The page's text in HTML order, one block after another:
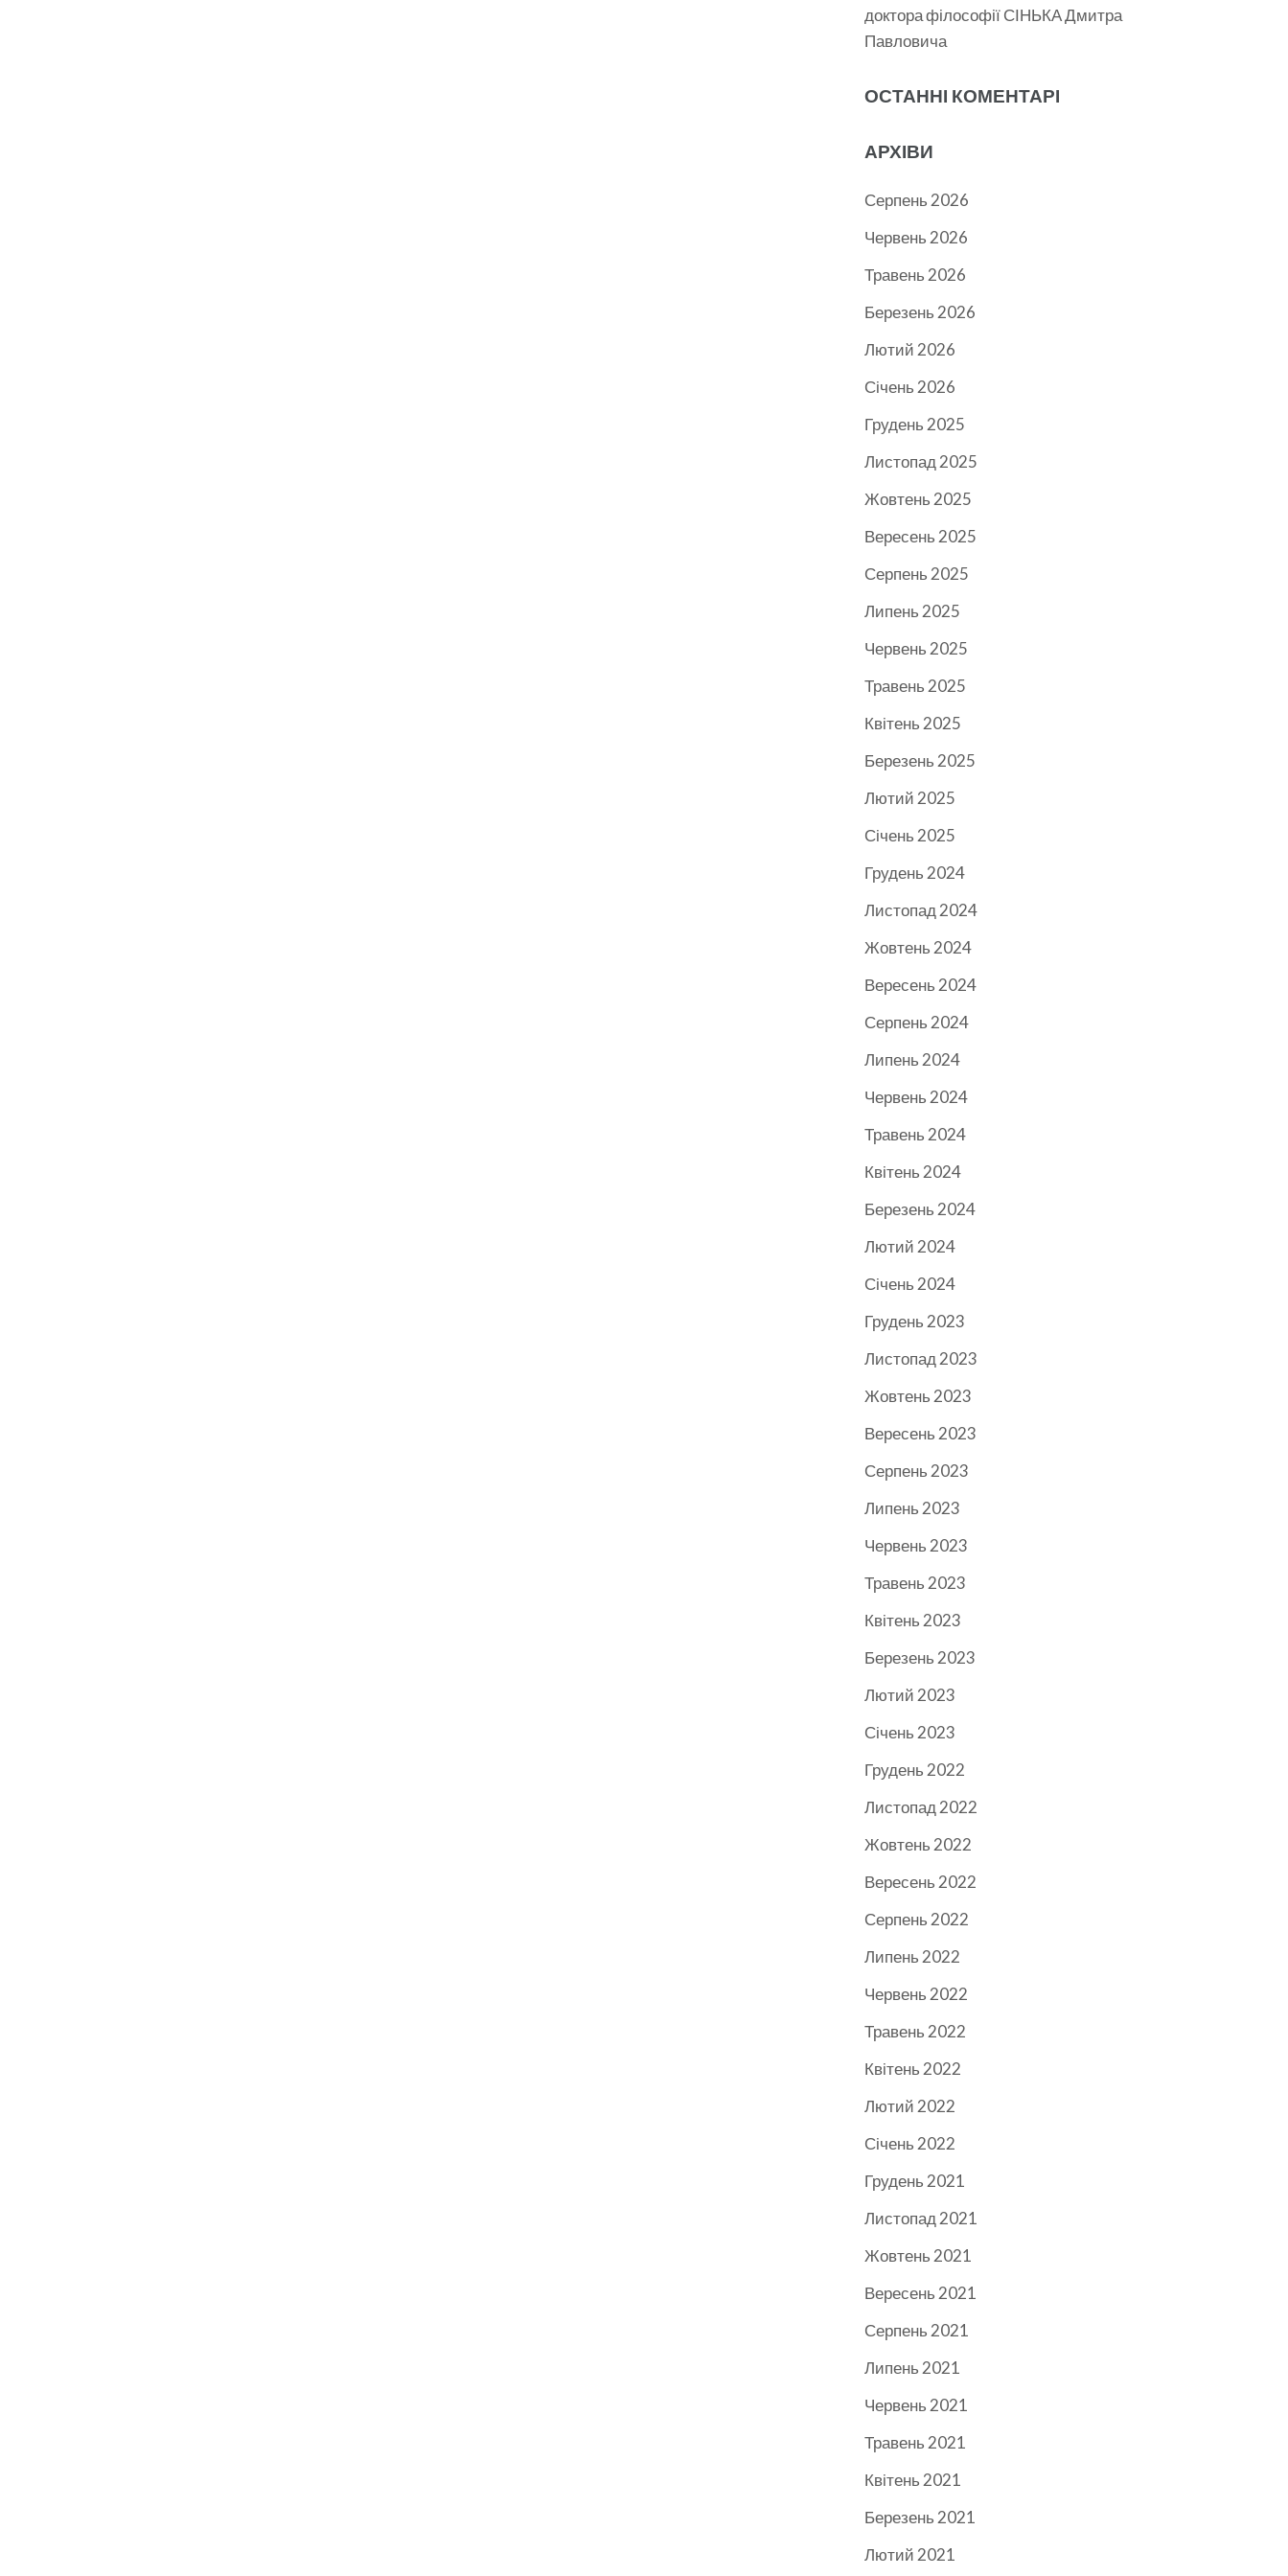
доктора філософії СІНЬКА Дмитра
Павловича
ОСТАННІ КОМЕНТАРІ
АРХІВИ
Серпень 2026
Червень 2026
Травень 2026
Березень 2026
Лютий 2026
Січень 2026
Грудень 2025
Листопад 2025
Жовтень 2025
Вересень 2025
Серпень 2025
Липень 2025
Червень 2025
Травень 2025
Квітень 2025
Березень 2025
Лютий 2025
Січень 2025
Грудень 2024
Листопад 2024
Жовтень 2024
Вересень 2024
Серпень 2024
Липень 2024
Червень 2024
Травень 2024
Квітень 2024
Березень 2024
Лютий 2024
Січень 2024
Грудень 2023
Листопад 2023
Жовтень 2023
Вересень 2023
Серпень 2023
Липень 2023
Червень 2023
Травень 2023
Квітень 2023
Березень 2023
Лютий 2023
Січень 2023
Грудень 2022
Листопад 2022
Жовтень 2022
Вересень 2022
Серпень 2022
Липень 2022
Червень 2022
Травень 2022
Квітень 2022
Лютий 2022
Січень 2022
Грудень 2021
Листопад 2021
Жовтень 2021
Вересень 2021
Серпень 2021
Липень 2021
Червень 2021
Травень 2021
Квітень 2021
Березень 2021
Лютий 2021